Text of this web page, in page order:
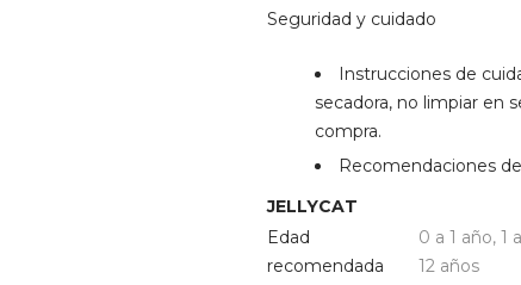
Seguridad y cuidado
Instrucciones de
secadora, no limpiar en
compra.
Recomendaciones
JELLYCAT
Edad
recomendada
0 a 1 año, 1
12 años